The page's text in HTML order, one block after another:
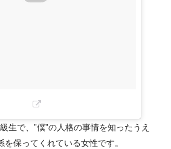
生で、”僕”の人格の事情を知ったうえ
を保ってくれている女性です。